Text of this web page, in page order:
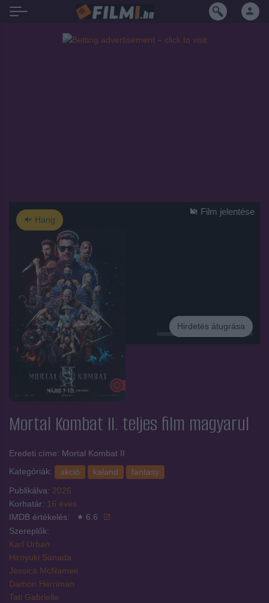
Hang
Hirdetés
Hirdetés átugrása
Film jelentése
Mortal Kombat II. teljes film magyarul
Eredeti címe: Mortal Kombat II
Kategóriák:
akció kaland
fantasy
Publikálva: 2026
Korhatár: 16 éves
IMDB értékelés:
6.6
Szereplők:
Karl Urban
Hiroyuki Sanada
Jessica McNamee
Damon Herriman
Tati Gabrielle